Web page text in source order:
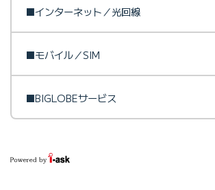
■インターネット／光回線
■モバイル／SIM
■BIGLOBEサービス